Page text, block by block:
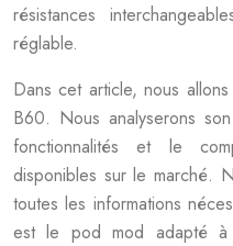
résistances
réglable.
Dans cet article, nous
B60. Nous analyserons
fonctionnalités et le
disponibles sur le marché.
toutes les informations
est le pod mod adapté à